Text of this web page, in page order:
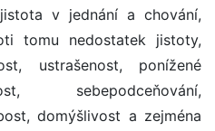
v jednání a chování,
tomu nedostatek jistoty,
ustrašenost, ponížené
sebepodceňování,
domýšlivost a zejména